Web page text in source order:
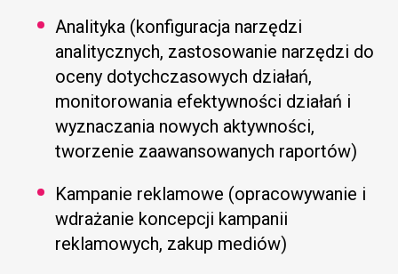
Analityka (konfiguracja narzędzi
analitycznych, zastosowanie narzędzi do
oceny dotychczasowych działań,
monitorowania efektywności działań i
wyznaczania nowych aktywności,
tworzenie zaawansowanych raportów)
Kampanie reklamowe (opracowywanie i
wdrażanie koncepcji kampanii
reklamowych, zakup mediów)